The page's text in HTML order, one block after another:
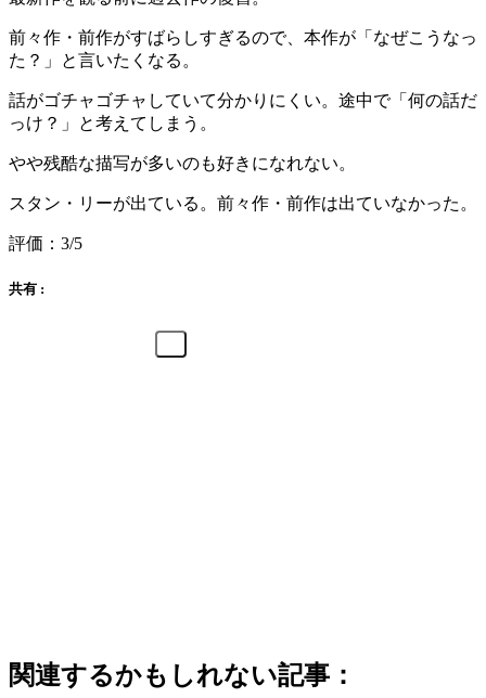
前々作・前作がすばらしすぎるので、本作が「なぜこうなっ
た？」と言いたくなる。
話がゴチャゴチャしていて分かりにくい。途中で「何の話だ
っけ？」と考えてしまう。
やや残酷な描写が多いのも好きになれない。
スタン・リーが出ている。前々作・前作は出ていなかった。
評価：3/5
共有 :
関連するかもしれない記事：